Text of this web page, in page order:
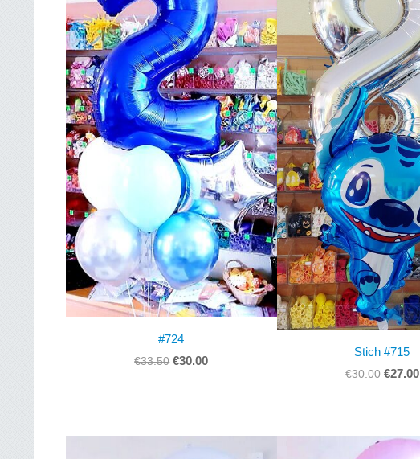
#724
€33.50 €30.00
Stich #715
€30.00 €27.00